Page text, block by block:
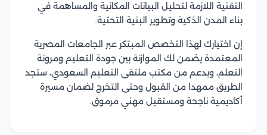
التقنية اللازمة لتحليل البيانات المكانية والمساهمة في
بناء المدن الذكية وتطوير البنية التحتية.
إن اختيارك لهذا التخصص المبتكر عبر الجامعات المصرية
المعتمدة يضمن لك الموازنة بين جودة التعليم ومرونة
التعلم، وبدعم من مكتب ملتقى التعليم السعودي، ستجد
الطريق ممهدا من القبول وحتى التخرج لضمان مسيرة
أكاديمية ناجحة ومستقبل مهني مرموق.